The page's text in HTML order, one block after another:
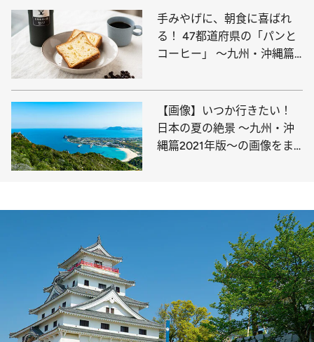
手みやげに、朝食に喜ばれ
る！ 47都道府県の「パンと
コーヒー」 ～九州・沖縄篇
【画像】いつか行きたい！
日本の夏の絶景 ～九州・沖
縄篇2021年版～の画像をま